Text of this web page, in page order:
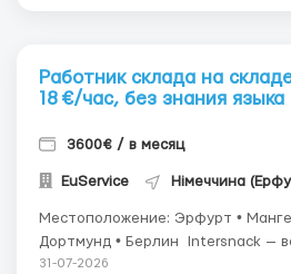
Работник склада на
18 €/час, без знания языка
3600€ / в месяц
EuService Німеччина
Местоположение: Эрфурт •
Дортмунд • Берлин Intersnack — ведущий немецкий
производитель солёных снеков
31-07-2026